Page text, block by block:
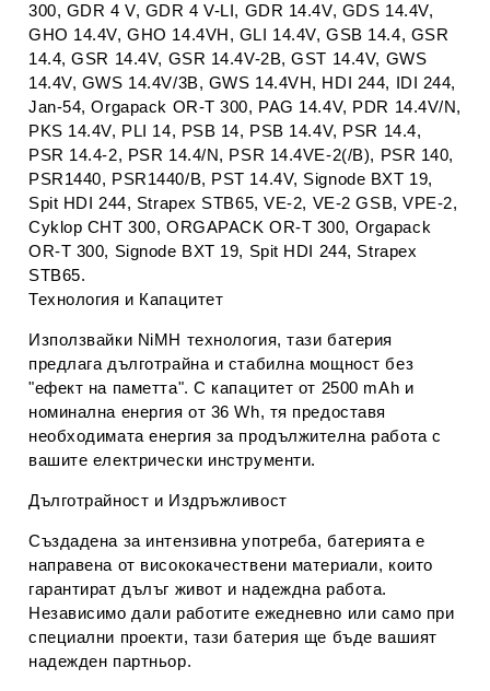
300, GDR 4 V, GDR 4 V-LI, GDR 14.4V, GDS 14.4V,
GHO 14.4V, GHO 14.4VH, GLI 14.4V, GSB 14.4, GSR
14.4, GSR 14.4V, GSR 14.4V-2B, GST 14.4V, GWS
14.4V, GWS 14.4V/3B, GWS 14.4VH, HDI 244, IDI 244,
Jan-54, Orgapack OR-T 300, PAG 14.4V, PDR 14.4V/N,
PKS 14.4V, PLI 14, PSB 14, PSB 14.4V, PSR 14.4,
PSR 14.4-2, PSR 14.4/N, PSR 14.4VE-2(/B), PSR 140,
PSR1440, PSR1440/B, PST 14.4V, Signode BXT 19,
Spit HDI 244, Strapex STB65, VE-2, VE-2 GSB, VPE-2,
Cyklop CHT 300, ORGAPACK OR-T 300, Orgapack
OR-T 300, Signode BXT 19, Spit HDI 244, Strapex
STB65.
Технология и Капацитет
Използвайки NiMH технология, тази батерия
предлага дълготрайна и стабилна мощност без
"ефект на паметта". С капацитет от 2500 mAh и
номинална енергия от 36 Wh, тя предоставя
необходимата енергия за продължителна работа с
вашите електрически инструменти.
Дълготрайност и Издръжливост
Създадена за интензивна употреба, батерията е
направена от висококачествени материали, които
гарантират дълъг живот и надеждна работа.
Независимо дали работите ежедневно или само при
специални проекти, тази батерия ще бъде вашият
надежден партньор.